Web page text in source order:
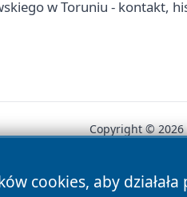
w Toruniu - kontakt,
cookies, aby
Copyright © 2026
News Autorzy